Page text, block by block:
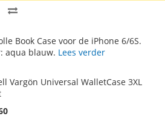
VOEG
TE
Book Case voor de iPhone 6/6S.
aqua blauw. Lees verder
Vargön Universal WalletCase 3XL